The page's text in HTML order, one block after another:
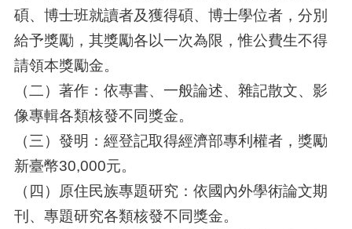
碩、博士班就讀者及獲得碩、博士學位者，分別
給予獎勵，其獎勵各以一次為限，惟公費生不得
請領本獎勵金。
（二）著作：依專書、一般論述、雜記散文、影
像專輯各類核發不同獎金。
（三）發明：經登記取得經濟部專利權者，獎勵
新臺幣30,000元。
（四）原住民族專題研究：依國內外學術論文期
刊、專題研究各類核發不同獎金。